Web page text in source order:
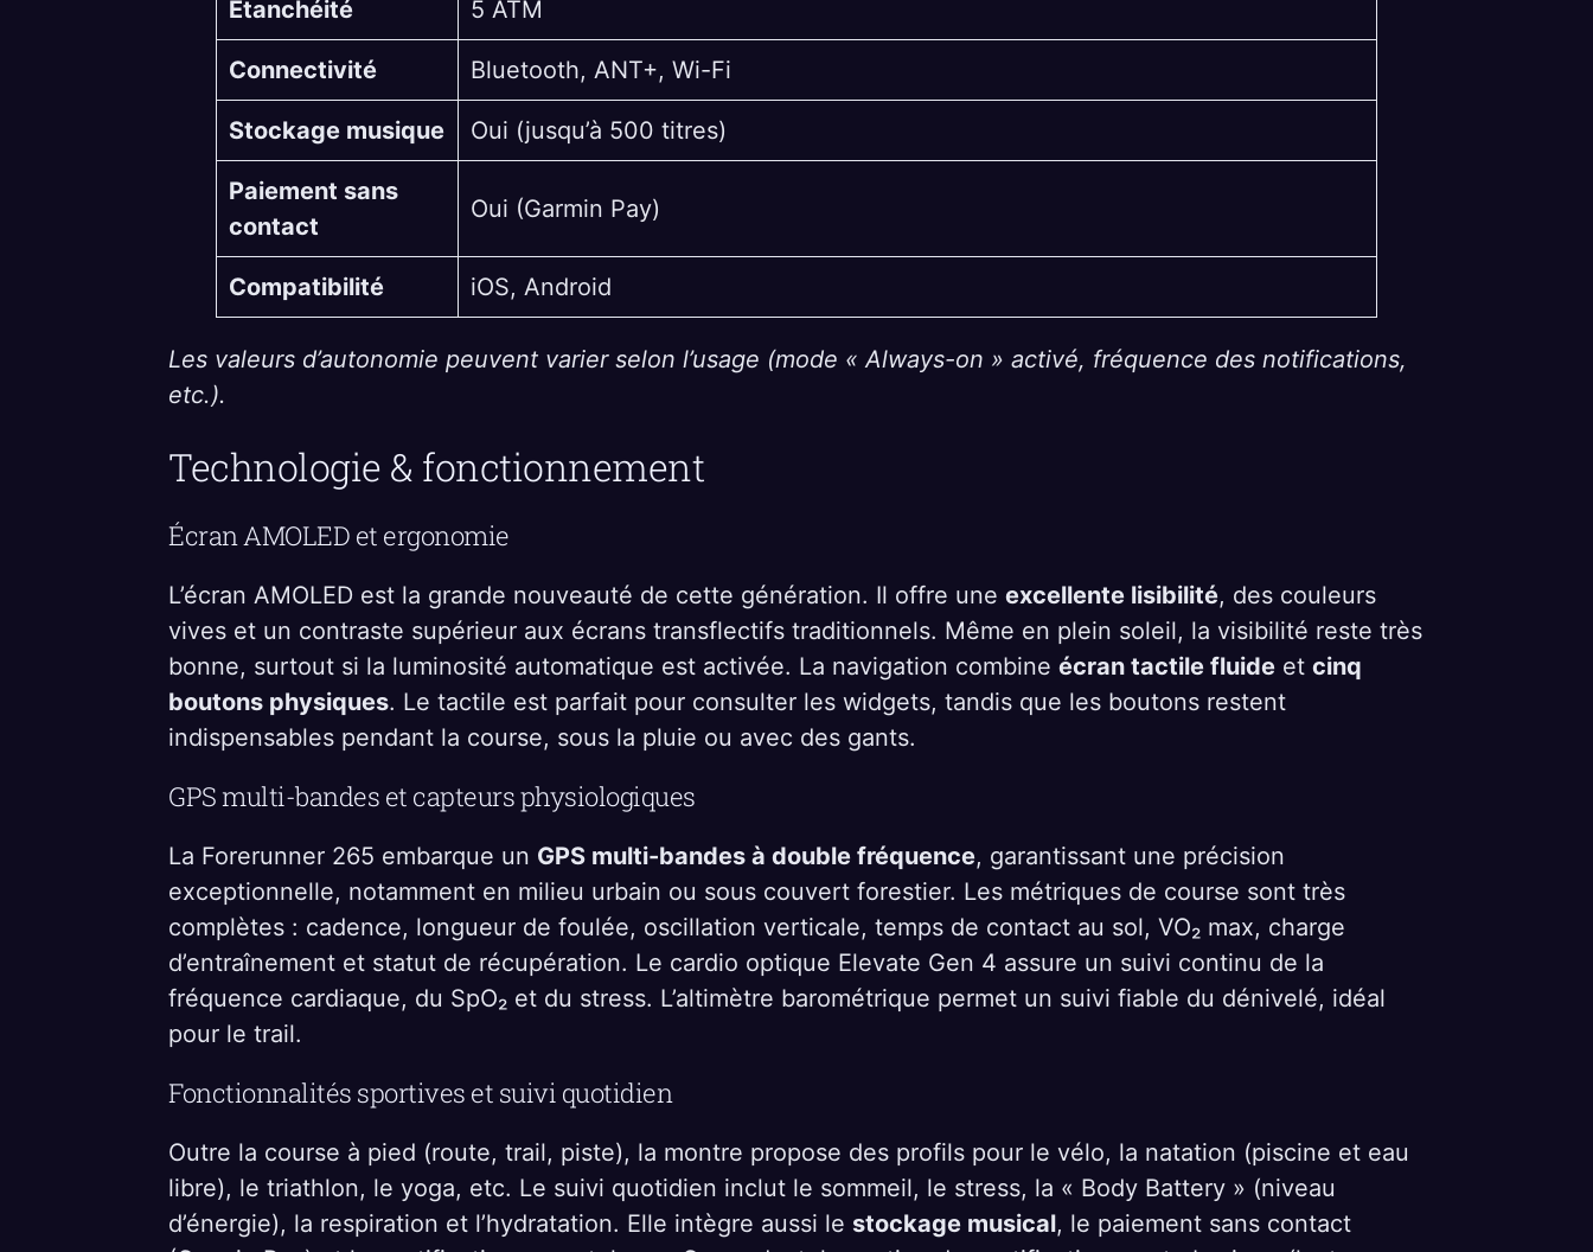
Étanchéité 5 ATM
Connectivité Bluetooth, ANT+, Wi-Fi
Stockage musique Oui (jusqu’à 500 titres)
Paiement sans
contact
Oui (Garmin Pay)
Compatibilité iOS, Android
Les valeurs d’autonomie peuvent varier selon l’usage (mode « Always-on » activé, fréquence des notifications,
etc.).
Technologie & fonctionnement
Écran AMOLED et ergonomie
L’écran AMOLED est la grande nouveauté de cette génération. Il offre une excellente lisibilité, des couleurs
vives et un contraste supérieur aux écrans transflectifs traditionnels. Même en plein soleil, la visibilité reste très
bonne, surtout si la luminosité automatique est activée. La navigation combine écran tactile fluide et cinq
boutons physiques. Le tactile est parfait pour consulter les widgets, tandis que les boutons restent
indispensables pendant la course, sous la pluie ou avec des gants.
GPS multi-bandes et capteurs physiologiques
La Forerunner 265 embarque un GPS multi-bandes à double fréquence, garantissant une précision
exceptionnelle, notamment en milieu urbain ou sous couvert forestier. Les métriques de course sont très
complètes : cadence, longueur de foulée, oscillation verticale, temps de contact au sol, VO₂ max, charge
d’entraînement et statut de récupération. Le cardio optique Elevate Gen 4 assure un suivi continu de la
fréquence cardiaque, du SpO₂ et du stress. L’altimètre barométrique permet un suivi fiable du dénivelé, idéal
pour le trail.
Fonctionnalités sportives et suivi quotidien
Outre la course à pied (route, trail, piste), la montre propose des profils pour le vélo, la natation (piscine et eau
libre), le triathlon, le yoga, etc. Le suivi quotidien inclut le sommeil, le stress, la « Body Battery » (niveau
d’énergie), la respiration et l’hydratation. Elle intègre aussi le stockage musical, le paiement sans contact